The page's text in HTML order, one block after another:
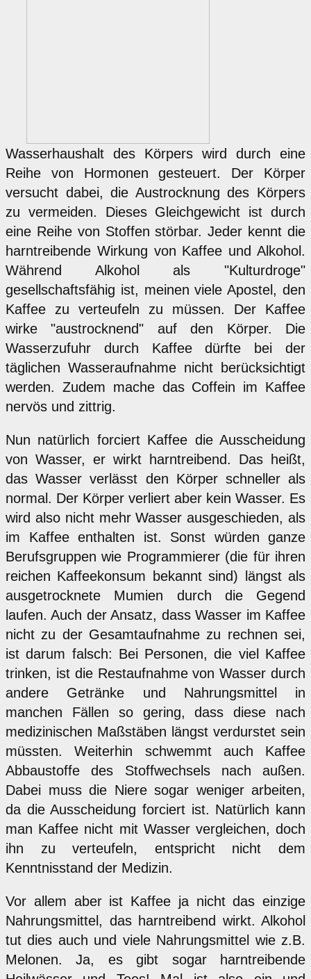
Wasserhaushalt des Körpers wird durch eine
Reihe von Hormonen gesteuert. Der Körper
versucht dabei, die Austrocknung des Körpers
zu vermeiden. Dieses Gleichgewicht ist durch
eine Reihe von Stoffen störbar. Jeder kennt die
harntreibende Wirkung von Kaffee und Alkohol.
Während Alkohol als "Kulturdroge"
gesellschaftsfähig ist, meinen viele Apostel, den
Kaffee zu verteufeln zu müssen. Der Kaffee
wirke "austrocknend" auf den Körper. Die
Wasserzufuhr durch Kaffee dürfte bei der
täglichen Wasseraufnahme nicht berücksichtigt
werden. Zudem mache das Coffein im Kaffee
nervös und zittrig.
Nun natürlich forciert Kaffee die Ausscheidung
von Wasser, er wirkt harntreibend. Das heißt,
das Wasser verlässt den Körper schneller als
normal. Der Körper verliert aber kein Wasser. Es
wird also nicht mehr Wasser ausgeschieden, als
im Kaffee enthalten ist. Sonst würden ganze
Berufsgruppen wie Programmierer (die für ihren
reichen Kaffeekonsum bekannt sind) längst als
ausgetrocknete Mumien durch die Gegend
laufen. Auch der Ansatz, dass Wasser im Kaffee
nicht zu der Gesamtaufnahme zu rechnen sei,
ist darum falsch: Bei Personen, die viel Kaffee
trinken, ist die Restaufnahme von Wasser durch
andere Getränke und Nahrungsmittel in
manchen Fällen so gering, dass diese nach
medizinischen Maßstäben längst verdurstet sein
müssten. Weiterhin schwemmt auch Kaffee
Abbaustoffe des Stoffwechsels nach außen.
Dabei muss die Niere sogar weniger arbeiten,
da die Ausscheidung forciert ist. Natürlich kann
man Kaffee nicht mit Wasser vergleichen, doch
ihn zu verteufeln, entspricht nicht dem
Kenntnisstand der Medizin.
Vor allem aber ist Kaffee ja nicht das einzige
Nahrungsmittel, das harntreibend wirkt. Alkohol
tut dies auch und viele Nahrungsmittel wie z.B.
Melonen. Ja, es gibt sogar harntreibende